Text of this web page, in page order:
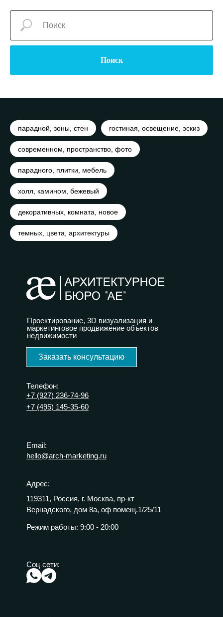
Поиск
парадной, зоны, стен гостиная, освещение, эскиз
современном, пространство, фото
парадного, плитки, мебель
холл, камином, бежевый
декоративных, комната, новое
темных, цвета, архитектуры
Адрес:
119311, Россия, г. Москва, пр-кт
Вернадского, дом 8а, оф помещ.1/25/11
Режим работы: 9:00 - 20:00
Соц сети:
Email:
hello@arch-marketing.ru
Телефон:
+7 (927) 236-74-96
+7 (495) 145-35-60
Проектирование, 3D визуализация и
маркетинговое продвижение объектов
недвижимости
Заказать консультацию